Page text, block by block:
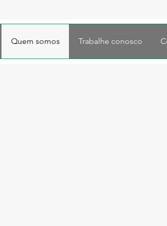
Quem somos Trabalhe conosco